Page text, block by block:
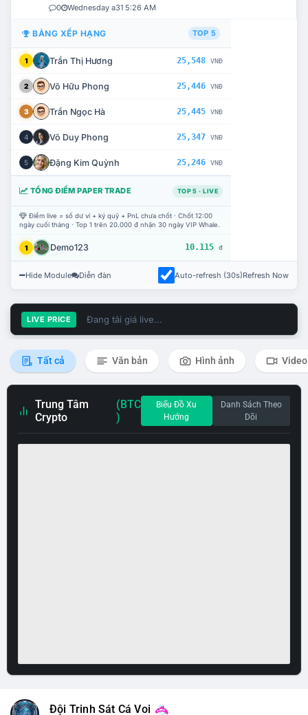
0 Wednesday a31 5:26 AM
BẢNG XẾP HẠNG TOP 5
1 Trần Thị Hương 25,548 VNĐ
2 Võ Hữu Phong 25,446 VNĐ
3 Trần Ngọc Hà 25,445 VNĐ
4 Võ Duy Phong 25,347 VNĐ
5 Đặng Kim Quỳnh 25,246 VNĐ
TỔNG ĐIỂM PAPER TRADE TOP 5 · LIVE
Điểm live = số dư ví + ký quỹ + PnL chưa chốt · Chốt 12:00
ngày cuối tháng · Top 1 trên 20.000 đ nhận 30 ngày VIP Whale.
1 Demo123 10.115 đ
Hide Module Diễn đàn Auto-refresh (30s)Refresh Now
LIVE PRICE Đang tải giá live...
Tất cả Văn bản Hình ảnh Video
Trung Tâm
Crypto
(BTC
)
Biểu Đồ Xu
Hướng
Danh Sách Theo
Dõi
Đội Trinh Sát Cá Voi